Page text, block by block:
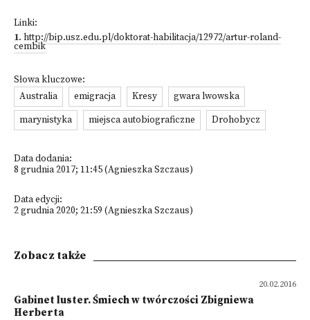
Linki:
1. http://bip.usz.edu.pl/doktorat-habilitacja/12972/artur-roland-
cembik
Słowa kluczowe:
Australia
emigracja Kresy
gwara lwowska
marynistyka
miejsca autobiograficzne Drohobycz
Data dodania:
8 grudnia 2017; 11:45 (Agnieszka Szczaus)
Data edycji:
2 grudnia 2020; 21:59 (Agnieszka Szczaus)
Zobacz także
20.02.2016
Gabinet luster. Śmiech w twórczości Zbigniewa
Herberta